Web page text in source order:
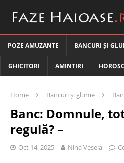
POZE AMUZANTE BANCURI ȘI
GHICITORI AMINTIRI
Home Bancuri și glume
Banc: Domnule,
regulă? –
Oct 14, 2025 Nina Vesela